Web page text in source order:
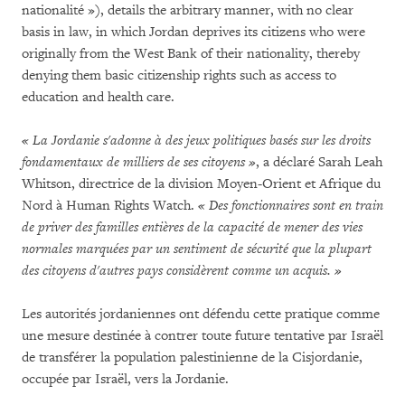
nationalité »), details the arbitrary manner, with no clear
basis in law, in which Jordan deprives its citizens who were
originally from the West Bank of their nationality, thereby
denying them basic citizenship rights such as access to
education and health care.
« La Jordanie s'adonne à des jeux politiques basés sur les droits
fondamentaux de milliers de ses citoyens », a déclaré Sarah Leah
Whitson, directrice de la division Moyen-Orient et Afrique du
Nord à Human Rights Watch. « Des fonctionnaires sont en train
de priver des familles entières de la capacité de mener des vies
normales marquées par un sentiment de sécurité que la plupart
des citoyens d'autres pays considèrent comme un acquis. »
Les autorités jordaniennes ont défendu cette pratique comme
une mesure destinée à contrer toute future tentative par Israël
de transférer la population palestinienne de la Cisjordanie,
occupée par Israël, vers la Jordanie.